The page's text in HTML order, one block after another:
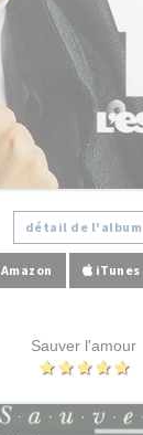
détail de l'album
Amazon iTunes
Sauver l'amour